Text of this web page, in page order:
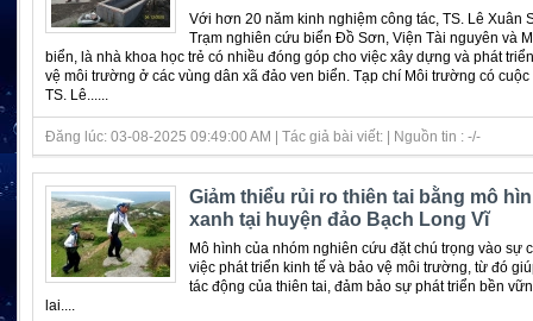
Với hơn 20 năm kinh nghiệm công tác, TS. Lê Xuân
Trạm nghiên cứu biển Đồ Sơn, Viện Tài nguyên và
biển, là nhà khoa học trẻ có nhiều đóng góp cho việc xây dựng và phát
vệ môi trường ở các vùng dân xã đảo ven biển. Tạp chí Môi trường có
TS. Lê......
Đăng lúc: 03-08-2025 09:49:00 AM | Tác giả bài viết: | Nguồn tin : -/-
Giảm thiểu rủi ro thiên tai bằng mô
xanh tại huyện đảo Bạch Long Vĩ
Mô hình của nhóm nghiên cứu đặt chú trọng vào sự
việc phát triển kinh tế và bảo vệ môi trường, từ đó
tác động của thiên tai, đảm bảo sự phát triển bền
lai....